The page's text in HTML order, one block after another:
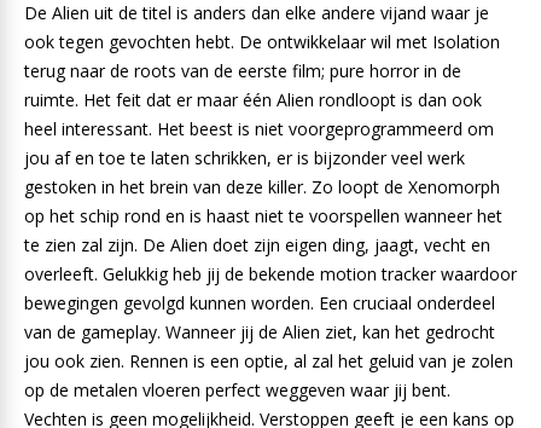
De Alien uit de titel is anders dan elke andere vijand waar je
ook tegen gevochten hebt. De ontwikkelaar wil met Isolation
terug naar de roots van de eerste film; pure horror in de
ruimte. Het feit dat er maar één Alien rondloopt is dan ook
heel interessant. Het beest is niet voorgeprogrammeerd om
jou af en toe te laten schrikken, er is bijzonder veel werk
gestoken in het brein van deze killer. Zo loopt de Xenomorph
op het schip rond en is haast niet te voorspellen wanneer het
te zien zal zijn. De Alien doet zijn eigen ding, jaagt, vecht en
overleeft. Gelukkig heb jij de bekende motion tracker waardoor
bewegingen gevolgd kunnen worden. Een cruciaal onderdeel
van de gameplay. Wanneer jij de Alien ziet, kan het gedrocht
jou ook zien. Rennen is een optie, al zal het geluid van je zolen
op de metalen vloeren perfect weggeven waar jij bent.
Vechten is geen mogelijkheid. Verstoppen geeft je een kans op